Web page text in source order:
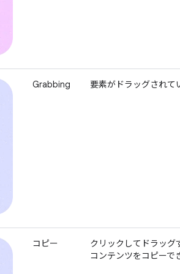
Grabbing 要素がドラッグされて
コピー
クリックしてドラッグ
コンテンツをコピーで